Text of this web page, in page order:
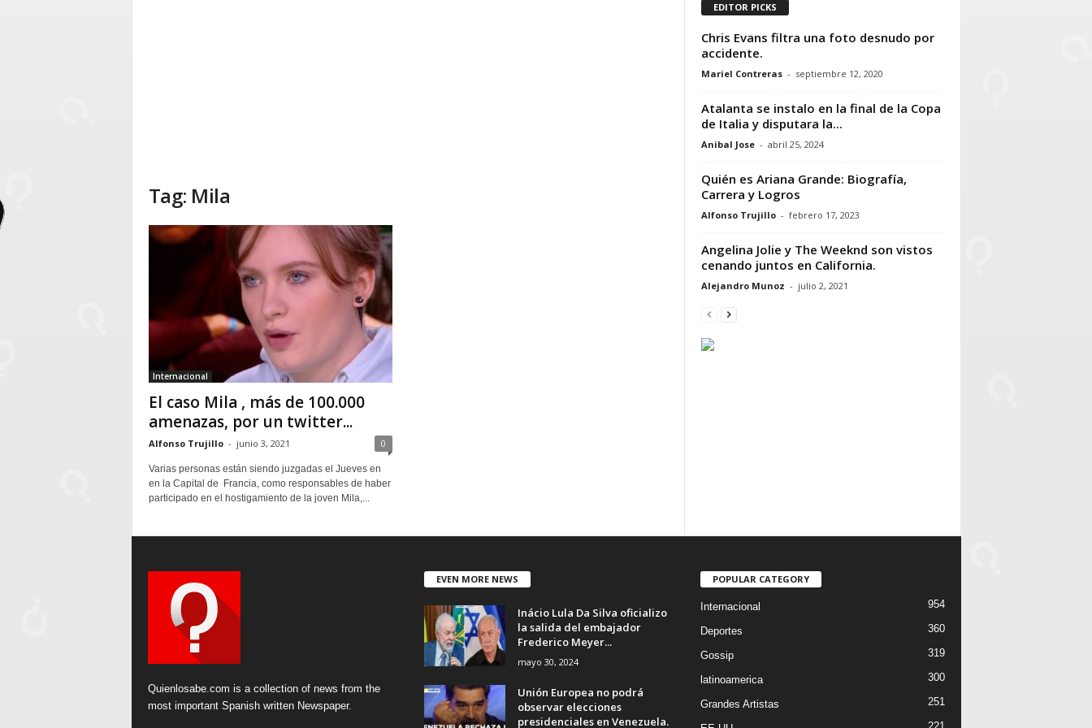
Tag: Mila
Internacional
El caso Mila , más de 100.000
amenazas, por un twitter...
Alfonso Trujillo - junio 3, 2021 0
Varias personas están siendo juzgadas el Jueves en
en la Capital de Francia, como responsables de haber
participado en el hostigamiento de la joven Mila,...
EDITOR PICKS
Chris Evans filtra una foto desnudo por
accidente.
Mariel Contreras - septiembre 12, 2020
Atalanta se instalo en la final de la Copa
de Italia y disputara la...
Anibal Jose - abril 25, 2024
Quién es Ariana Grande: Biografía,
Carrera y Logros
Alfonso Trujillo - febrero 17, 2023
Angelina Jolie y The Weeknd son vistos
cenando juntos en California.
Alejandro Munoz - julio 2, 2021
Quienlosabe.com is a collection of news from the
most important Spanish written Newspaper.
EVEN MORE NEWS
Inácio Lula Da Silva oficializo
la salida del embajador
Frederico Meyer...
mayo 30, 2024
Unión Europea no podrá
observar elecciones
presidenciales en Venezuela.
POPULAR CATEGORY
Internacional 954
Deportes 360
Gossip 319
latinoamerica 300
Grandes Artistas 251